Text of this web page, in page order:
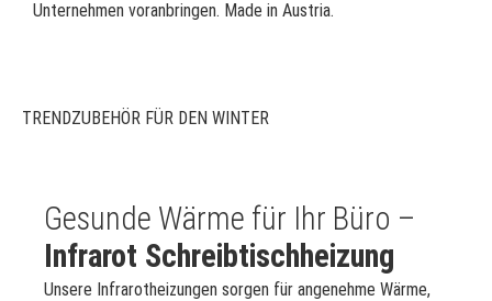
Unternehmen voranbringen. Made in Austria.
TRENDZUBEHÖR FÜR DEN WINTER
Gesunde Wärme für Ihr Büro –
Infrarot Schreibtischheizung
Unsere Infrarotheizungen sorgen für angenehme Wärme,